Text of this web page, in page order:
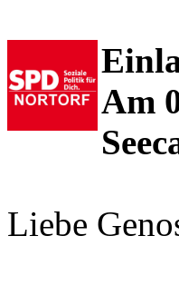
Am
Liebe